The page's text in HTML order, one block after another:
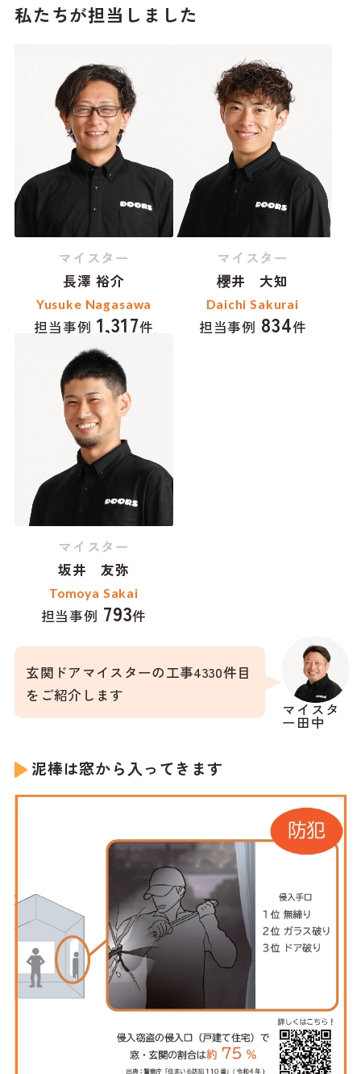
私たちが担当しました
マイスター
長澤 裕介
Yusuke Nagasawa
担当事例 1,317件
マイスター
櫻井 大知
Daichi Sakurai
担当事例 834件
マイスター
坂井 友弥
Tomoya Sakai
担当事例 793件
マイスタ
ー田中
玄関ドアマイスターの工事4330件目
をご紹介します
泥棒は窓から入ってきます